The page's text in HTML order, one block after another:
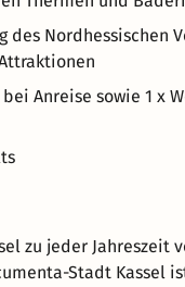
des Nordhessischen
Anreise sowie 1 x
zu jeder Jahreszeit
Stadt Kassel